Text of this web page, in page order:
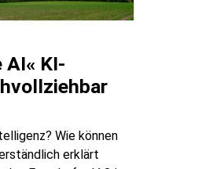
AI« KI-
Wie können
erklärt